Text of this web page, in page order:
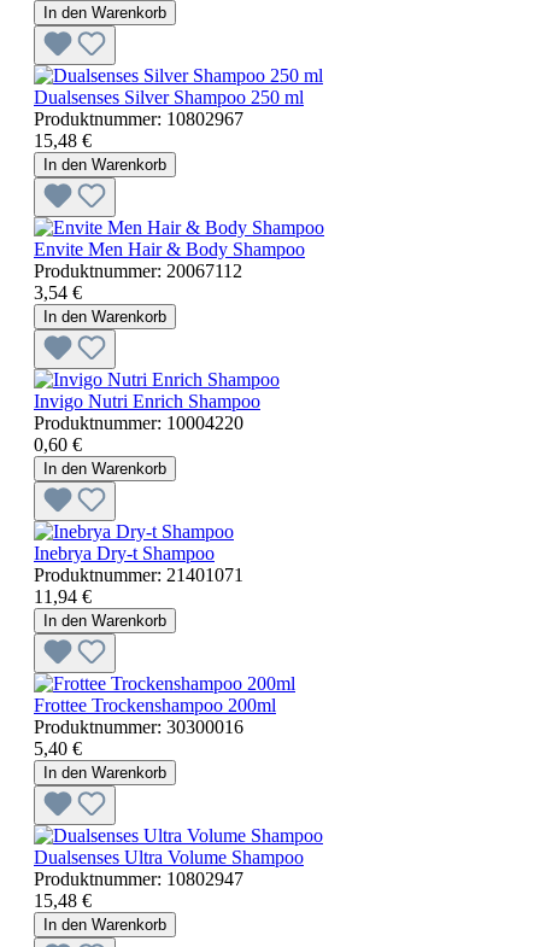
In den Warenkorb
Dualsenses Silver Shampoo 250 ml
Produktnummer: 10802967
15,48 €
In den Warenkorb
Envite Men Hair & Body Shampoo
Produktnummer: 20067112
3,54 €
In den Warenkorb
Invigo Nutri Enrich Shampoo
Produktnummer: 10004220
0,60 €
In den Warenkorb
Inebrya Dry-t Shampoo
Produktnummer: 21401071
11,94 €
In den Warenkorb
Frottee Trockenshampoo 200ml
Produktnummer: 30300016
5,40 €
In den Warenkorb
Dualsenses Ultra Volume Shampoo
Produktnummer: 10802947
15,48 €
In den Warenkorb